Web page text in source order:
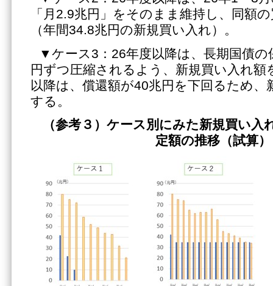
「月2.9兆円」をそのまま維持し、同額
（年間34.8兆円の新規買い入れ）。
▼ケース3：26年度以降は、長期国債の
円ずつ圧縮されるよう、新規買い入れ額
以降は、償還額が40兆円を下回るため、
する。
（参考３）ケース別にみた新規買い入
定額の推移（試算）